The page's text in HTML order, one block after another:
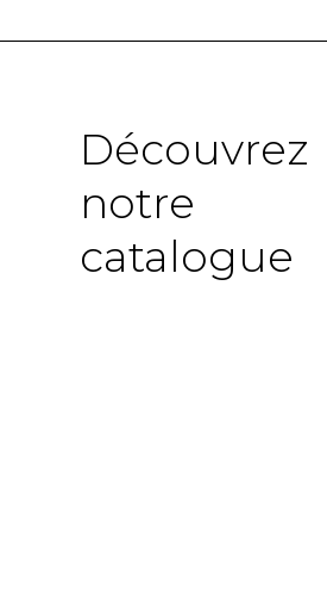
Découvrez
notre
catalogue